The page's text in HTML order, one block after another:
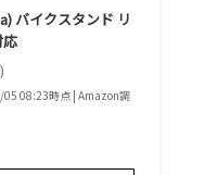
バイクスタンド リ
応
05 08:23時点 | Amazon調